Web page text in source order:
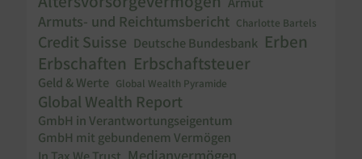
Armuts- und Reichtumsbericht Charlotte Bartels
Credit Suisse Deutsche Bundesbank Erben
Erbschaften Erbschaftsteuer
Geld & Werte Global Wealth Pyramide
Global Wealth Report
GmbH in Verantwortungseigentum
GmbH mit gebundenem Vermögen
In Tax We Trust Medianvermögen